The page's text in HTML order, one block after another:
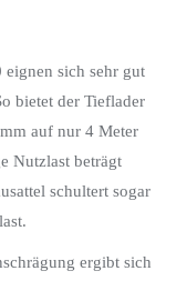
eignen sich sehr gut
bietet der Tieflader
auf nur 4 Meter
Nutzlast beträgt
schultert sogar
ergibt sich